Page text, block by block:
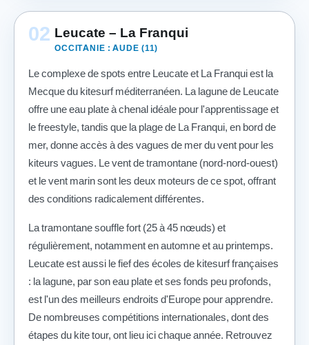
02 Leucate – La Franqui
OCCITANIE : AUDE (11)
Le complexe de spots entre Leucate et La Franqui est la
Mecque du kitesurf méditerranéen. La lagune de Leucate
offre une eau plate à chenal idéale pour l'apprentissage et
le freestyle, tandis que la plage de La Franqui, en bord de
mer, donne accès à des vagues de mer du vent pour les
kiteurs vagues. Le vent de tramontane (nord-nord-ouest)
et le vent marin sont les deux moteurs de ce spot, offrant
des conditions radicalement différentes.
La tramontane souffle fort (25 à 45 nœuds) et
régulièrement, notamment en automne et au printemps.
Leucate est aussi le fief des écoles de kitesurf françaises
: la lagune, par son eau plate et ses fonds peu profonds,
est l'un des meilleurs endroits d'Europe pour apprendre.
De nombreuses compétitions internationales, dont des
étapes du kite tour, ont lieu ici chaque année. Retrouvez